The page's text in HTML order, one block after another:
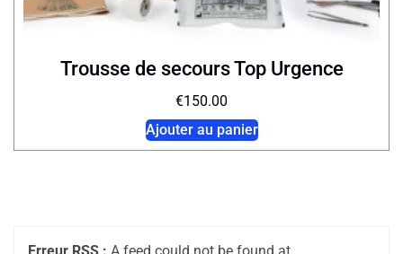
Trousse de secours Top Urgence
€150.00
Ajouter au panier
Erreur RSS : A feed could not be found at